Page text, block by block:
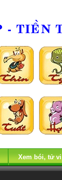
Xem bói, tử vi